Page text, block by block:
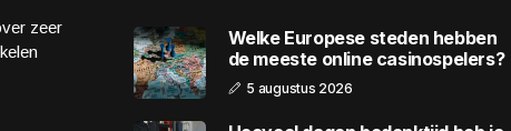
zeer
Welke Europese steden hebben
de meeste online casinospelers?
5 augustus 2026